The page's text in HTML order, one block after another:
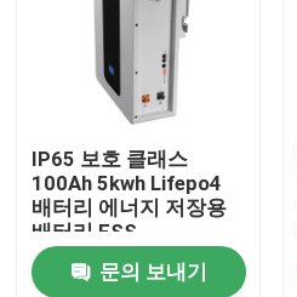
회사 소개
공장 투어
품질 관리
IP65 보호 클래스
100Ah 5kwh Lifepo4
배터리 에너지 저장용
배터리 ESS
문의 보내기